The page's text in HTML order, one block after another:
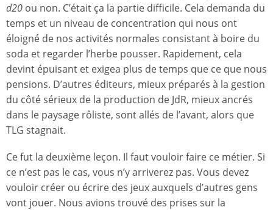
d20 ou non. C’était ça la partie difficile. Cela demanda du
temps et un niveau de concentration qui nous ont
éloigné de nos activités normales consistant à boire du
soda et regarder l’herbe pousser. Rapidement, cela
devint épuisant et exigea plus de temps que ce que nous
pensions. D’autres éditeurs, mieux préparés à la gestion
du côté sérieux de la production de JdR, mieux ancrés
dans le paysage rôliste, sont allés de l’avant, alors que
TLG stagnait.
Ce fut la deuxième leçon. Il faut vouloir faire ce métier. Si
ce n’est pas le cas, vous n’y arriverez pas. Vous devez
vouloir créer ou écrire des jeux auxquels d’autres gens
vont jouer. Nous avions trouvé des prises sur la